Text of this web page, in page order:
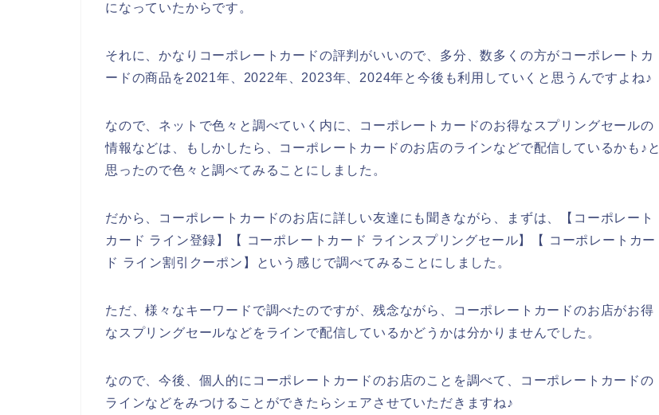
になっていたからです。
それに、かなりコーポレートカードの評判がいいので、多分、数多くの方がコーポレートカ
ードの商品を2021年、2022年、2023年、2024年と今後も利用していくと思うんですよね♪
なので、ネットで色々と調べていく内に、コーポレートカードのお得なスプリングセールの
情報などは、もしかしたら、コーポレートカードのお店のラインなどで配信しているかも♪と
思ったので色々と調べてみることにしました。
だから、コーポレートカードのお店に詳しい友達にも聞きながら、まずは、【コーポレート
カード ライン登録】【 コーポレートカード ラインスプリングセール】【 コーポレートカー
ド ライン割引クーポン】という感じで調べてみることにしました。
ただ、様々なキーワードで調べたのですが、残念ながら、コーポレートカードのお店がお得
なスプリングセールなどをラインで配信しているかどうかは分かりませんでした。
なので、今後、個人的にコーポレートカードのお店のことを調べて、コーポレートカードの
ラインなどをみつけることができたらシェアさせていただきますね♪